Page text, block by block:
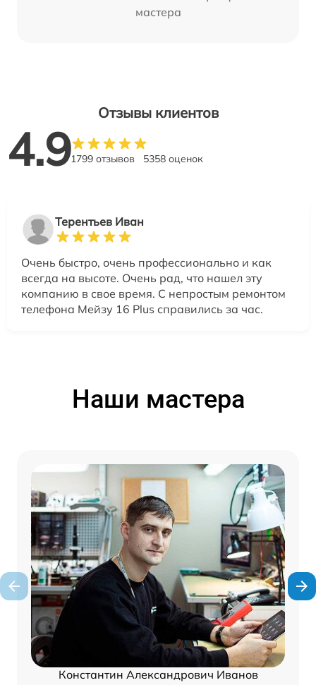
мастера
Отзывы клиентов
4.91799 отзывов 5358 оценок
Терентьев Иван
Очень быстро, очень профессионально и как
всегда на высоте. Очень рад, что нашел эту
компанию в свое время. С непростым ремонтом
телефона Мейзу 16 Plus справились за час.
Наши мастера
Константин Александрович Иванов